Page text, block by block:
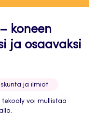
koneen
ja osaavaksi
ja ilmiöt
tekoäly voi mullistaa